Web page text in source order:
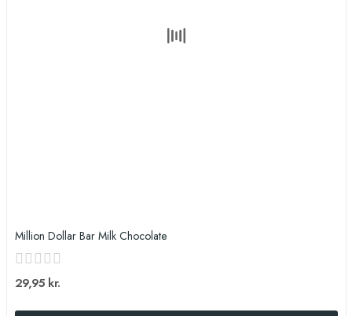
Million Dollar Bar Milk Chocolate
29,95 kr.